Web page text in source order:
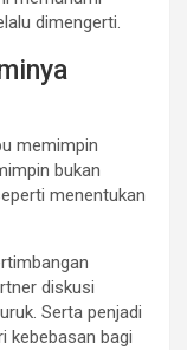
dimengerti.
memimpin
bukan
menentukan
diskusi
Serta penjadi
kebebasan bagi